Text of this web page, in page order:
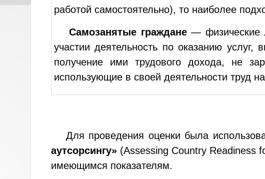
работой самостоятельно), то наиболее
Самозанятые граждане— физические
участии деятельность по оказанию
получение ими трудового дохода, не
использующие в своей деятельности труд
Для проведения оценки была
аутсорсингу» (Assessing Country Readiness
имеющимся показателям.